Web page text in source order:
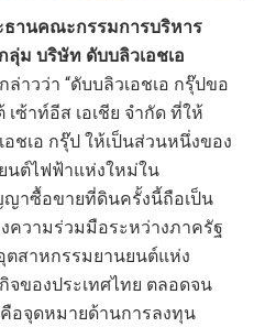
ธานคณะกรรมการบริหาร
ม บริษัท ดับบลิวเอชเอ
กล่าวว่า “ดับบลิวเอชเอ กรุ๊ปขอ
ซ้าท์อีส เอเชีย จำกัด ที่ให้
ชเอ กรุ๊ป ให้เป็นส่วนหนึ่งของ
นต์ไฟฟ้าแห่งใหม่ใน
ญาซื้อขายที่ดินครั้งนี้ถือเป็น
ความร่วมมือระหว่างภาครัฐ
ตสาหกรรมยานยนต์แห่ง
ของประเทศไทย ตลอดจน
คือจุดหมายด้านการลงทุน